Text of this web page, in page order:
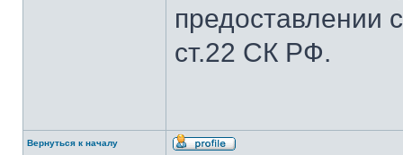
предоставлении
ст.22 СК РФ.
Вернуться к началу